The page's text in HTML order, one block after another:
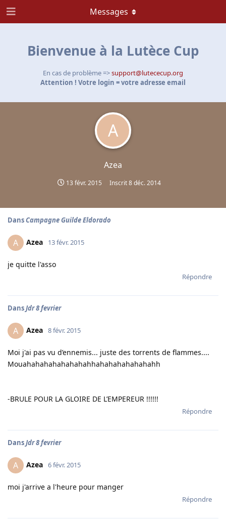
Bienvenue à la Lutèce Cup
En cas de problème =>support@lutececup.org
Attention ! Votre login = votre adresse email
A
Azea
13 févr. 2015 Inscrit8 déc. 2014
Messages
DansCampagne Guilde Eldorado
A Azea 13 févr. 2015
je quitte l'asso
Répondre
DansJdr 8 fevrier
A Azea 8 févr. 2015
Moi j'ai pas vu d’ennemis... juste des torrents de flammes....
Mouahahahahahahahahhahahahahahahahh
-BRULE POUR LA GLOIRE DE L’EMPEREUR !!!!!!
Répondre
DansJdr 8 fevrier
A Azea 6 févr. 2015
moi j'arrive a l'heure pour manger
Répondre